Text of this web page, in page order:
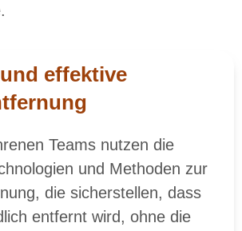
effektive
Teams nutzen die
und Methoden zur
die sicherstellen, dass
entfernt wird, ohne die